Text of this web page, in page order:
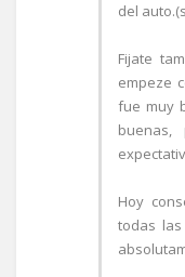
del
Fijate
empeze
fue muy
Hoy
todas